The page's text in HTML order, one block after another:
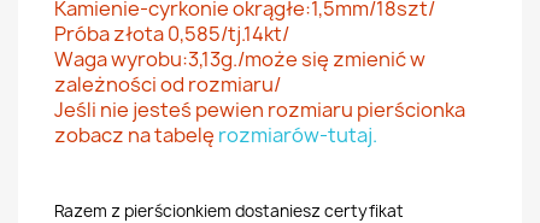
Kamienie-cyrkonie okrągłe:1,5mm/18szt/
Próba złota 0,585/tj.14kt/
Waga wyrobu:3,13g./może się zmienić w
zależności od rozmiaru/
Jeśli nie jesteś pewien rozmiaru pierścionka
zobacz na tabelę rozmiarów-tutaj.
Razem z pierścionkiem dostaniesz certyfikat